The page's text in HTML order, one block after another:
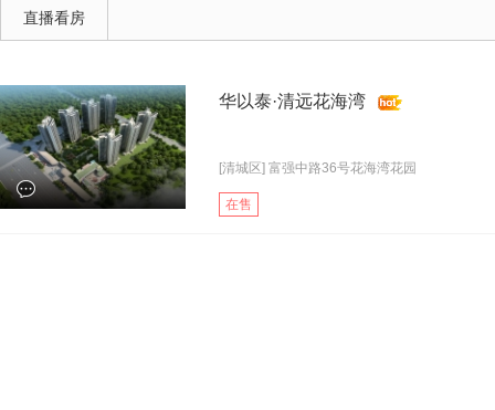
直播看房
华以泰·清远花海湾
[清城区] 富强中路36号花海湾花园
在售